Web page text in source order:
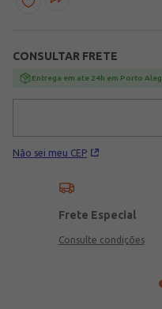
elegância e
CONSULTAR FRETE
Entrega em ate 24h em Porto
Não sei meu CEP
Frete Especial
Consulte condições